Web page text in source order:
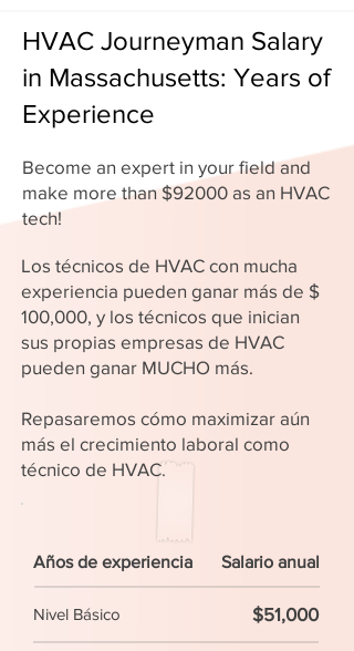
HVAC Journeyman Salary
in Massachusetts: Years of
Experience
Become an expert in your field and
make more than $92000 as an HVAC
tech!
Los técnicos de HVAC con mucha
experiencia pueden ganar más de $
100,000, y los técnicos que inician
sus propias empresas de HVAC
pueden ganar MUCHO más.
Repasaremos cómo maximizar aún
más el crecimiento laboral como
técnico de HVAC.
Años de experiencia Salario anual
Nivel Básico $51,000